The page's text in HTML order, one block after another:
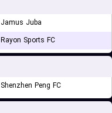
Jamus Juba
Rayon Sports FC
Shenzhen Peng FC